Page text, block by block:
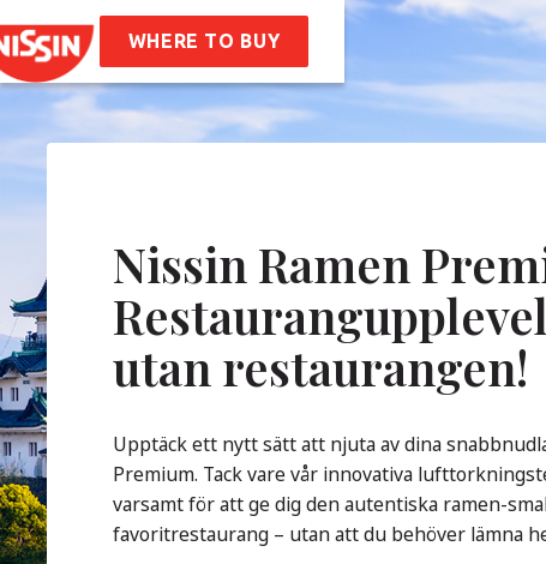
WHERE TO BUY
Nissin Ramen
utan restaurangen!
Upptäck ett nytt sätt att njuta av dina
Premium. Tack vare vår innovativa
varsamt för att ge dig den autentiska ramen-
favoritrestaurang – utan att du behöver lämna